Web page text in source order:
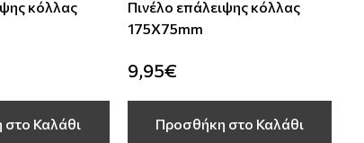
κόλλας
Καλάθι
Πινέλο επάλειψης κόλλας
175Χ75mm
9,95€
Προσθήκη στο Καλάθι